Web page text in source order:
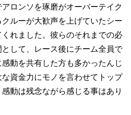
ロンソを琢磨がオーバーテイク
ルーが大歓声を上げていたシー
れました。彼らのそれまでの必
して、レース後にチーム全員で
動を共有した方も多かったんじ
資金力にモノを言わせてトップ
動は残念ながら感じる事はあり